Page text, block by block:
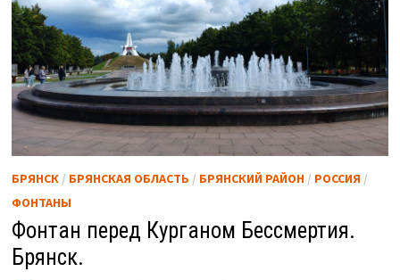
БРЯНСК/ БРЯНСКАЯ ОБЛАСТЬ / БРЯНСКИЙ РАЙОН/ РОССИЯ /
ФОНТАНЫ
Фонтан перед Курганом Бессмертия.
Брянск.